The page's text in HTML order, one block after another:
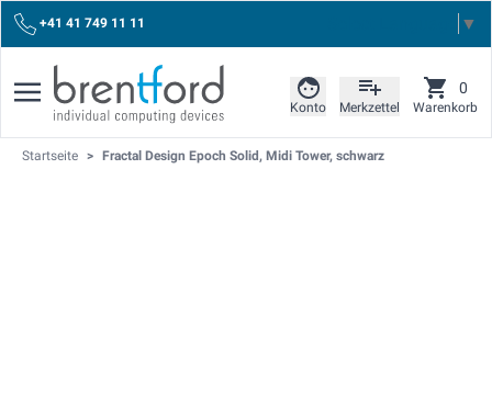
+41 41 749 11 11 ▼
Konto Merkzettel Warenkorb
0
Startseite > Fractal Design Epoch Solid, Midi Tower, schwarz